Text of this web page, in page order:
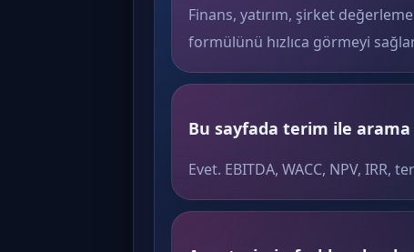
Finans, yatırım, şirket
formülünü hızlıca görmeyi
Bu sayfada terim ile arama
Evet. EBITDA, WACC, NPV,